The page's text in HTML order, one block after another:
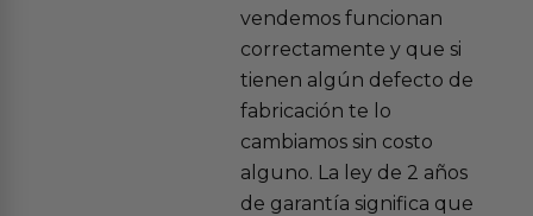
vendemos funcionan
correctamente y que si
tienen algún defecto de
fabricación te lo
cambiamos sin costo
alguno. La ley de 2 años
de garantía significa que